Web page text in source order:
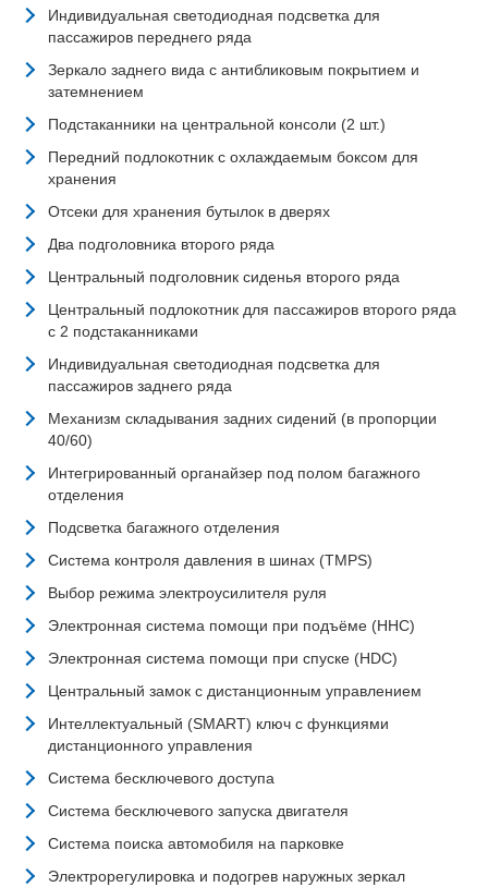
Индивидуальная светодиодная подсветка для
пассажиров переднего ряда
Зеркало заднего вида с антибликовым покрытием и
затемнением
Подстаканники на центральной консоли (2 шт.)
Передний подлокотник с охлаждаемым боксом для
хранения
Отсеки для хранения бутылок в дверях
Два подголовника второго ряда
Центральный подголовник сиденья второго ряда
Центральный подлокотник для пассажиров второго ряда
с 2 подстаканниками
Индивидуальная светодиодная подсветка для
пассажиров заднего ряда
Механизм складывания задних сидений (в пропорции
40/60)
Интегрированный органайзер под полом багажного
отделения
Подсветка багажного отделения
Система контроля давления в шинах (TMPS)
Выбор режима электроусилителя руля
Электронная система помощи при подъёме (HHC)
Электронная система помощи при спуске (HDC)
Центральный замок с дистанционным управлением
Интеллектуальный (SMART) ключ с функциями
дистанционного управления
Система бесключевого доступа
Система бесключевого запуска двигателя
Система поиска автомобиля на парковке
Электрорегулировка и подогрев наружных зеркал